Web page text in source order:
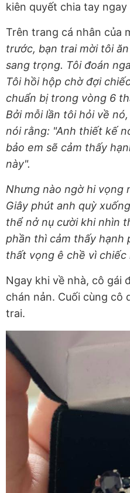
kiên quyết chia tay
Trên trang cá nhân của
trước, bạn trai mời tôi
sang trọng. Tôi đoán
Tôi hồi hộp chờ đợi
chuẩn bị trong vòng 6
Bởi mỗi lần tôi hỏi về
nói rằng: "Anh thiết kế
bảo em sẽ cảm thấy
này".
Nhưng nào ngờ hi vọng
Giây phút anh quỳ
thể nở nụ cười khi nhìn
phần thì cảm thấy hạnh
thất vọng ê chề vì chiếc
Ngay khi về nhà, cô gái
chán nản. Cuối cùng cô
trai.